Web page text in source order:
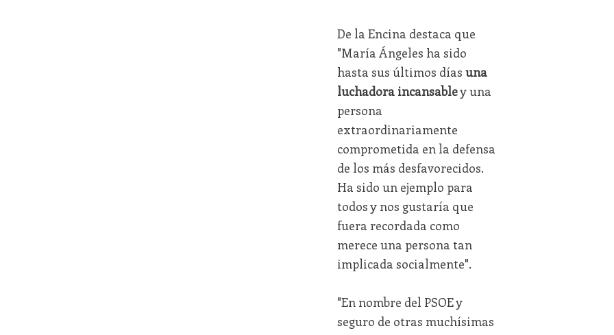
De la Encina destaca que
"María Ángeles ha sido
hasta sus últimos días una
luchadora incansabley una
persona
extraordinariamente
comprometida en la defensa
de los más desfavorecidos.
Ha sido un ejemplo para
todos y nos gustaría que
fuera recordada como
merece una persona tan
implicada socialmente".
"En nombre del PSOE y
seguro de otras muchísimas